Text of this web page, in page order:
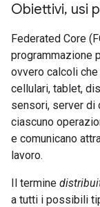
Obiettivi, usi
Federated Core
programmazione
ovvero calcoli
cellulari, tablet,
sensori, server di
ciascuno
e comunicano
lavoro.
Il termine
a tutti i possibili